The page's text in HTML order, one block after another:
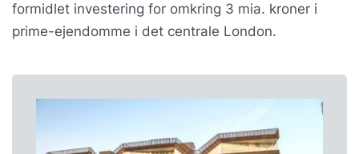
formidlet investering for omkring 3 mia. kroner i
prime-ejendomme i det centrale London.